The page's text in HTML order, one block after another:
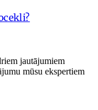
jautājumiem
mūsu ekspertiem